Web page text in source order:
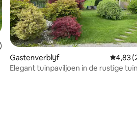
beoordeling van 5 op 5, 102
Gastenverblijf
4,83
Elegant tuinpaviljoen in de rustige tuin